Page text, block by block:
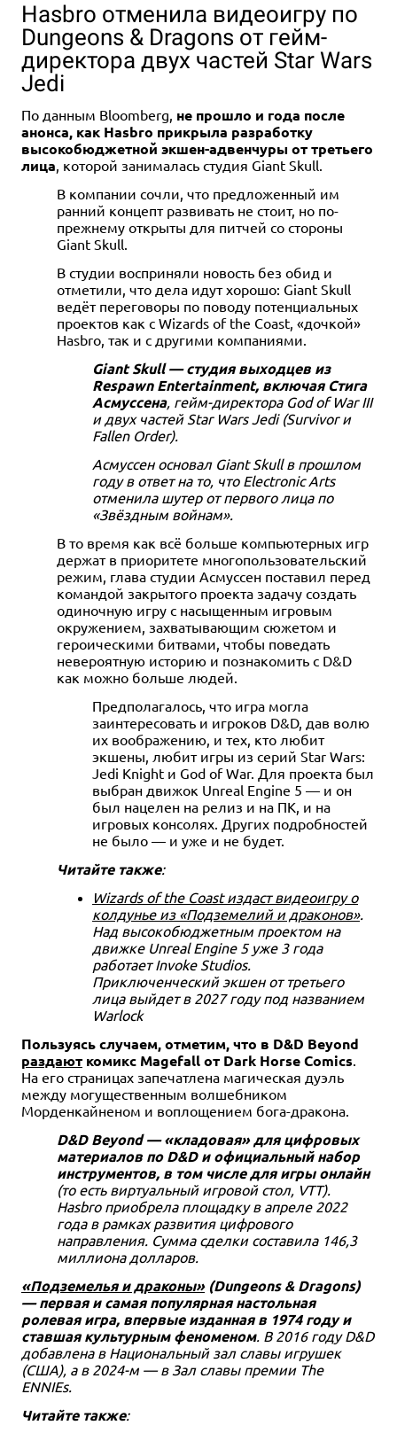
Hasbro отменила видеоигру по
Dungeons & Dragons от гейм-
директора двух частей Star Wars
Jedi
По данным Bloomberg, не прошло и года после
анонса, как Hasbro прикрыла разработку
высокобюджетной экшен-адвенчуры от третьего
лица, которой занималась студия Giant Skull.
В компании сочли, что предложенный им
ранний концепт развивать не стоит, но по-
прежнему открыты для питчей со стороны
Giant Skull.
В студии восприняли новость без обид и
отметили, что дела идут хорошо: Giant Skull
ведёт переговоры по поводу потенциальных
проектов как с Wizards of the Coast, «дочкой»
Hasbro, так и с другими компаниями.
Giant Skull — студия выходцев из
Respawn Entertainment, включая Стига
Асмуссена, гейм-директора God of War III
и двух частей Star Wars Jedi (Survivor и
Fallen Order).
Асмуссен основал Giant Skull в прошлом
году в ответ на то, что Electronic Arts
отменила шутер от первого лица по
«Звёздным войнам».
В то время как всё больше компьютерных игр
держат в приоритете многопользовательский
режим, глава студии Асмуссен поставил перед
командой закрытого проекта задачу создать
одиночную игру с насыщенным игровым
окружением, захватывающим сюжетом и
героическими битвами, чтобы поведать
невероятную историю и познакомить с D&D
как можно больше людей.
Предполагалось, что игра могла
заинтересовать и игроков D&D, дав волю
их воображению, и тех, кто любит
экшены, любит игры из серий Star Wars:
Jedi Knight и God of War. Для проекта был
выбран движок Unreal Engine 5 — и он
был нацелен на релиз и на ПК, и на
игровых консолях. Других подробностей
не было — и уже и не будет.
Читайте также:
Wizards of the Coast издаст видеоигру о
колдунье из «Подземелий и драконов».
Над высокобюджетным проектом на
движке Unreal Engine 5 уже 3 года
работает Invoke Studios.
Приключенческий экшен от третьего
лица выйдет в 2027 году под названием
Warlock
Пользуясь случаем, отметим, что в D&D Beyond
раздают комикс Magefall от Dark Horse Comics.
На его страницах запечатлена магическая дуэль
между могущественным волшебником
Морденкайненом и воплощением бога-дракона.
D&D Beyond — «кладовая» для цифровых
материалов по D&D и официальный набор
инструментов, в том числе для игры онлайн
(то есть виртуальный игровой стол, VTT).
Hasbro приобрела площадку в апреле 2022
года в рамках развития цифрового
направления. Сумма сделки составила 146,3
миллиона долларов.
«Подземелья и драконы»(Dungeons & Dragons)
— первая и самая популярная настольная
ролевая игра, впервые изданная в 1974 году и
ставшая культурным феноменом. В 2016 году D&D
добавлена в Национальный зал славы игрушек
(США), а в 2024-м — в Зал славы премии The
ENNIEs.
Читайте также: